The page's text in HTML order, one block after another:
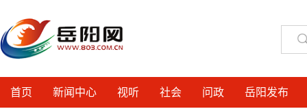
首页 新闻中心 视听 社会 问政 岳阳发布